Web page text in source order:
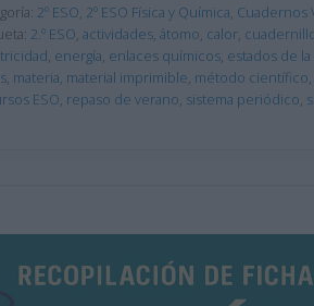
2º ESO, 2º ESO Física y Química, Cuadernos
2.º ESO, actividades, átomo, calor,
, energía, enlaces químicos, estados de
, materia, material imprimible, método científico,
ESO, repaso de verano, sistema periódico,